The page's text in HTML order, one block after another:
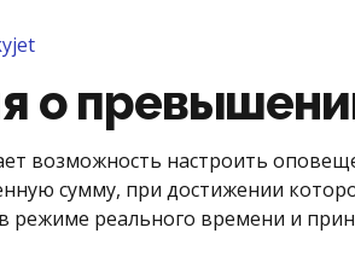
о
возможность настроить
сумму, при достижении
режиме реального времени и